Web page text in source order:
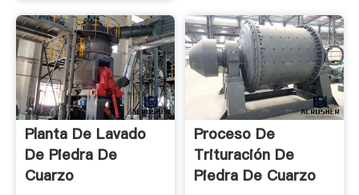
Planta De Lavado
De Piedra De
Cuarzo
Proceso De
Trituración De
Piedra De Cuarzo